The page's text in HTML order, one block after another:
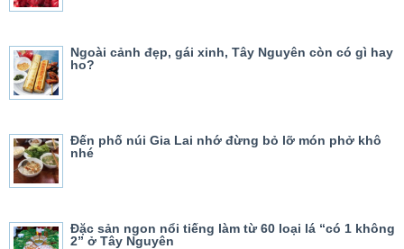
Ngoài cảnh đẹp, gái xinh, Tây Nguyên còn có gì hay
ho?
Đến phố núi Gia Lai nhớ đừng bỏ lỡ món phở khô
nhé
Đặc sản ngon nổi tiếng làm từ 60 loại lá “có 1 không
2” ở Tây Nguyên